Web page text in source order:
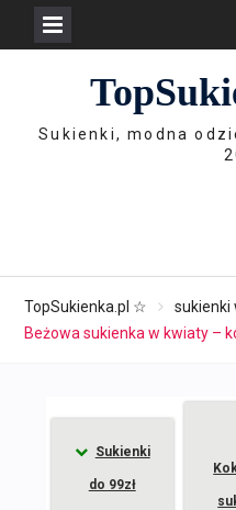
Sukienki, modna
TopSukienka.pl ☆
sukienki
Beżowa sukienka w kwiaty –
Sukienki
do 99zł